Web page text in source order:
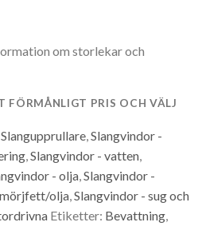
om storlekar och
FÖRMÅNLIGT PRIS OCH VÄLJ
Slangvindor -
Slangvindor - vatten
- olja Slangvindor -
olja Slangvindor - sug och
Etiketter: Bevattning